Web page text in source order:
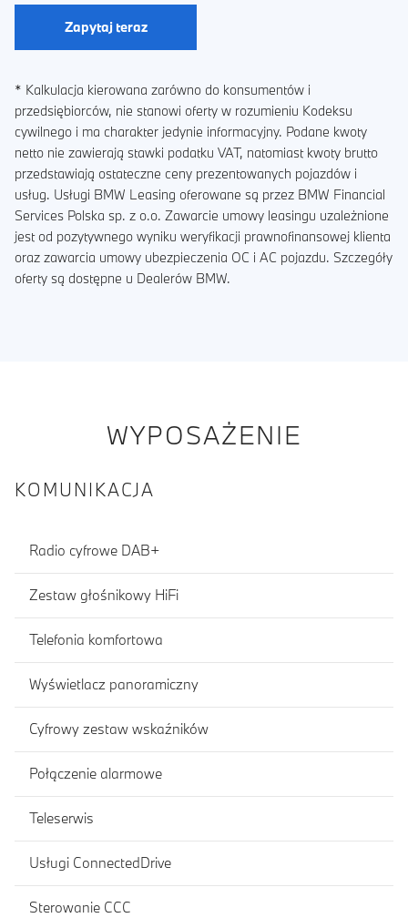
Zapytaj teraz
* Kalkulacja kierowana zarówno do konsumentów i
przedsiębiorców, nie stanowi oferty w rozumieniu Kodeksu
cywilnego i ma charakter jedynie informacyjny. Podane kwoty
netto nie zawierają stawki podatku VAT, natomiast kwoty brutto
przedstawiają ostateczne ceny prezentowanych pojazdów i
usług. Usługi BMW Leasing oferowane są przez BMW Financial
Services Polska sp. z o.o. Zawarcie umowy leasingu uzależnione
jest od pozytywnego wyniku weryfikacji prawnofinansowej klienta
oraz zawarcia umowy ubezpieczenia OC i AC pojazdu. Szczegóły
oferty są dostępne u Dealerów BMW.
WYPOSAŻENIE
KOMUNIKACJA
Radio cyfrowe DAB+
Zestaw głośnikowy HiFi
Telefonia komfortowa
Wyświetlacz panoramiczny
Cyfrowy zestaw wskaźników
Połączenie alarmowe
Teleserwis
Usługi ConnectedDrive
Sterowanie CCC